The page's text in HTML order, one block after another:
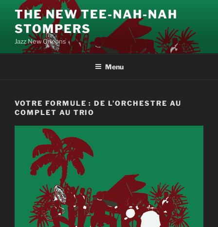
contenu
principal
THE NEW TEE-NAH-NAH
STOMPERS
Jazz New Orleans
Menu
VOTRE FORMULE : DE L’ORCHESTRE AU
COMPLET AU TRIO